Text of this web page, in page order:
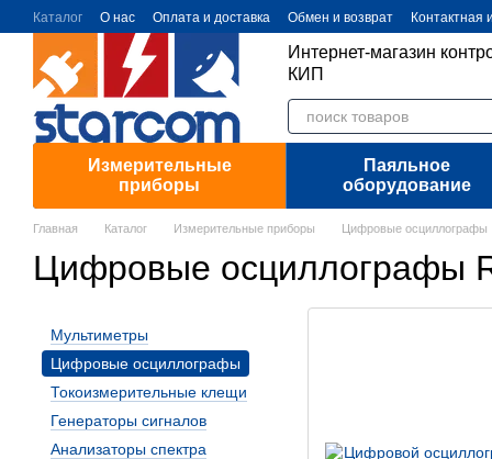
Перейти к основному контенту
Каталог О нас Оплата и доставка Обмен и возврат Контактная
Интернет-магазин
КИП
Измерительные
приборы
Паяльное
оборудование
Главная Каталог Измерительные приборы Цифровые осциллографы
Цифровые осциллографы
Мультиметры
Цифровые осциллографы
Токоизмерительные клещи
Генераторы сигналов
Анализаторы спектра